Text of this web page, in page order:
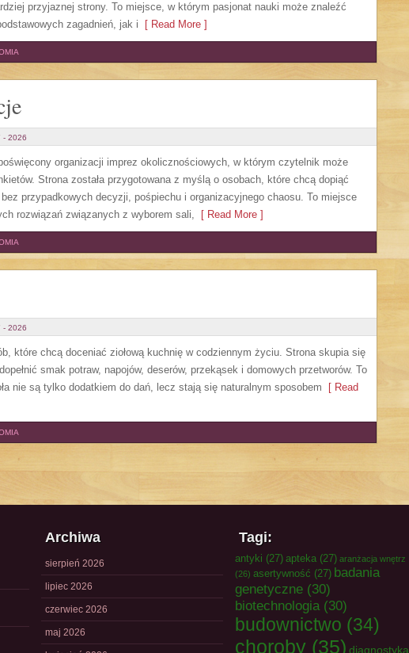
przyjaznej strony. To miejsce, w którym pasjonat nauki może znaleźć
zagadnień, jak i [ Read More ]
- 2026
organizacji imprez okolicznościowych, w którym czytelnik może
Strona została przygotowana z myślą o osobach, które chcą dopiąć
przypadkowych decyzji, pośpiechu i organizacyjnego chaosu. To miejsce
rozwiązań związanych z wyborem sali, [ Read More ]
- 2026
które chcą doceniać ziołową kuchnię w codziennym życiu. Strona skupia się
smak potraw, napojów, deserów, przekąsek i domowych przetworów. To
nie są tylko dodatkiem do dań, lecz stają się naturalnym sposobem [ Read
Archiwa
sierpień 2026
lipiec 2026
czerwiec 2026
maj 2026
Tagi:
antyki (27) apteka (27) aranżacja wnętrz
(26) asertywność (27) badania
genetyczne (30)
biotechnologia(30)
budownictwo (34)
choroby (35) diagnostyka